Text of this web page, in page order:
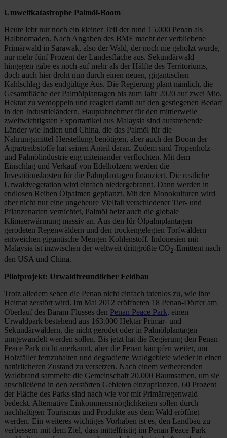
Umweltkatastrophe Palmöl-Boom
Heute lebt nur noch ein kleiner Teil der rund 15.000 Penan als
Halbnomaden. Nach Angaben des BMF macht der verbliebene
Primärwald in Sarawak, also der Wald, der noch nie geholzt wurde,
nur mehr fünf Prozent der Landesfläche aus. Sekundärwald
hingegen gäbe es noch auf mehr als der Hälfte des Territoriums,
doch auch hier droht nun durch einen neuen, gigantischen
Kahlschlag das endgültige Aus. Die Regierung plant nämlich, die
Gesamtfläche der Palmölplantagen bis zum Jahr 2020 auf zwei Mio.
Hektar zu verdoppeln und reagiert damit auf den gestiegenen Bedarf
in den Industrieländern. Hauptabnehmer für den mittlerweile
zweitwichtigsten Exportartikel aus Malaysia sind aufstrebende
Länder wie Indien und China, die das Palmöl für die
Nahrungsmittel-Herstellung benötigen, aber auch der Boom der
Agrartreibstoffe hat seinen Anteil daran. Zudem sind Tropenholz-
und Palmölindustrie eng miteinander verflochten. Mit dem
Einschlag und Verkauf von Edelhölzern werden die
Investitionskosten für die Palmplantagen finanziert. Die restliche
Urwaldvegetation wird einfach niedergebrannt. Dann werden in
endlosen Reihen Ölpalmen gepflanzt. Mit den Monokulturen wird
aber nicht nur eine ungeheure Vielfalt verschiedener Tier- und
Pflanzenarten vernichtet, Palmöl heizt auch die globale
Klimaerwärmung massiv an. Aus den für Ölpalmplantagen
gerodeten Regenwäldern und den trockengelegten Torfwäldern
entweichen gigantische Mengen Kohlenstoff. Indonesien mit
Malaysia ist inzwischen der weltweit drittgrößte CO2-Emittent nach
den USA und China.
Pilotprojekt: Urwaldfreundlicher Feldbau
Trotz alledem sehen die Penan nicht einfach tatenlos zu, wie ihre
Heimat zerstört wird. Im Mai 2012 eröffneten 18 Penan-Dörfer am
Oberlauf des Baram-Flusses den Penan Peace Park, einen
Urwaldpark bestehend aus 163.000 Hektar Primär- und
Sekundärwäldern, die nicht gerodet oder in Palmölplantagen
umgewandelt werden sollen. Bis jetzt hat die Regierung den Penan
Peace Park nicht anerkannt, aber die Penan kämpfen weiter, um
Holzfäller fernzuhalten und degradierte Waldgebiete wieder in einen
natürlicheren Zustand zu versetzen. Nach einem verheerenden
Waldbrand sammelte die Gemeinschaft 20.000 Baumsamen, um sie
anschließend in den zerstörten Gebieten einzupflanzen. 60 Prozent
der Fläche des Parks sind nach wie vor mit Primärregenwald
bedeckt. Alternative Einkommensmöglichkeiten sollen durch
nachhaltigen Tourismus und Produkte aus dem Wald eröffnet
werden. Ein weiteres wichtiges Vorhaben ist es, den Landbau zu
verbessern mit dem Ziel, dass mittelfristig im Penan Peace Park